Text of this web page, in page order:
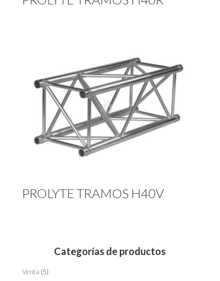
PROLYTE TRAMOS H40V
Categorías de productos
Venta (5)